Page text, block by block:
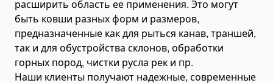
Аппарели
Земснаряды
Дорожно-строительная спецтехника
Автобетононасосы
Асфальтоукладчики и дорожные катки
расширить область ее применения. Это могут
быть ковши разных форм и размеров,
предназначенные как для рыться канав, траншей,
так и для обустройства склонов, обработки
горных пород, чистки русла рек и пр.
Наши клиенты получают надежные, современные